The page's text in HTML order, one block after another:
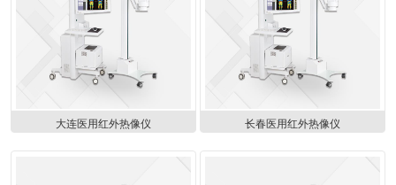
大连医用红外热像仪 长春医用红外热像仪